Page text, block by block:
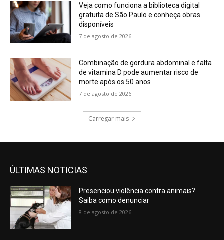
Veja como funciona a biblioteca digital
gratuita de São Paulo e conheça obras
disponíveis
7 de agosto de 2026
Combinação de gordura abdominal e falta
de vitamina D pode aumentar risco de
morte após os 50 anos
7 de agosto de 2026
Carregar mais
ÚLTIMAS NOTICIAS
Presenciou violência contra animais?
Saiba como denunciar
8 de agosto de 2026